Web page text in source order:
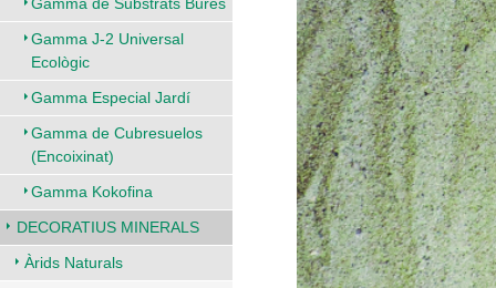
Gamma de Substrats Burés
Gamma J-2 Universal
Ecològic
Gamma Especial Jardí
Gamma de Cubresuelos
(Encoixinat)
Gamma Kokofina
DECORATIUS MINERALS
Àrids Naturals